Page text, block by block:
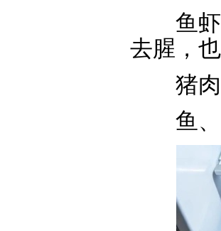
鱼虾
去腥，
猪肉
鱼、